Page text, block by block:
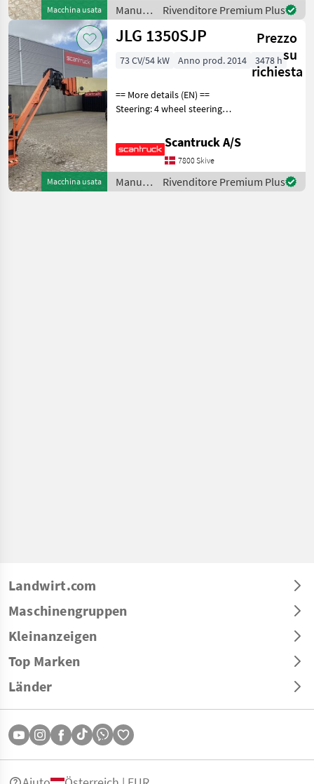
Macchina usata
patern
Manutenzione
alberi /
Manitou
Rivenditore Premium Plus
Macchina usata
JLG 1350SJP
Prezzo
su
richiesta
73 CV/54 kW Anno prod. 2014 3478 h
== More details (EN) ==
Steering: 4 wheel steering
360 Tilt jib (degrees): 180
Platform height: 41150 mm
Outlay: 24380 mm 230V to
the
Scantruck A/S
7800 Skive
Manutenzione
alberi /
Rivenditore Premium Plus
Landwirt.com
Maschinengruppen
Kleinanzeigen
Top Marken
Länder